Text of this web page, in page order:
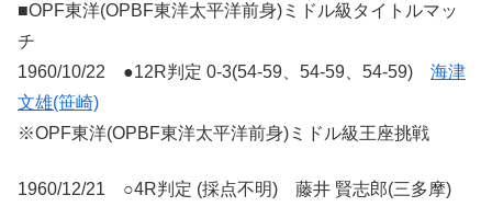
■OPF東洋(OPBF東洋太平洋前身)ミドル級タイトルマッ
チ
1960/10/22 ●12R判定 0-3(54-59、54-59、54-59) 海津
文雄(笹崎)
※OPF東洋(OPBF東洋太平洋前身)ミドル級王座挑戦
1960/12/21 ○4R判定 (採点不明) 藤井 賢志郎(三多摩)